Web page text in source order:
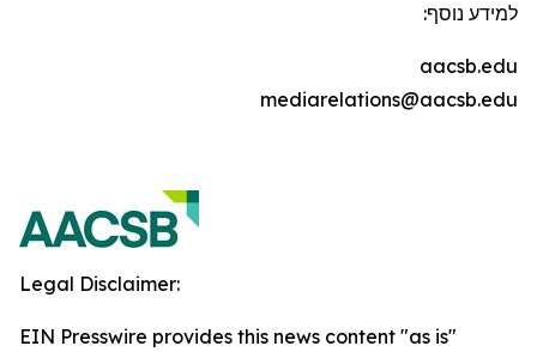
למידע נוסף:
aacsb.edu
mediarelations@aacsb.edu
Legal Disclaimer:
EIN Presswire provides this news content "as is"